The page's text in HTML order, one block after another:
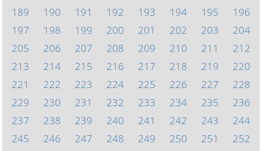
189
190 191 192 193 194 195
196
197
198 199 200 201 202 203
204
205
206 207 208 209 210 211
212
213
214 215 216 217 218 219
220
221
222 223 224 225 226 227
228
229
230 231 232 233 234 235
236
237
238 239 240 241 242 243
244
245
246 247 248 249 250 251
252